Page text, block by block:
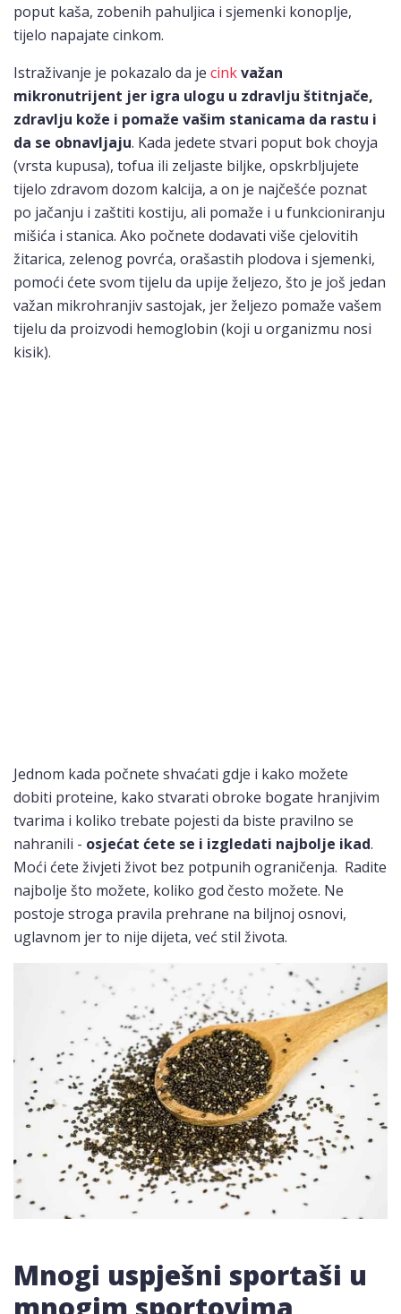
poput kaša, zobenih pahuljica i sjemenki konoplje,
tijelo napajate cinkom.
Istraživanje je pokazalo da je cinkvažan
mikronutrijent jer igra ulogu u zdravlju štitnjače,
zdravlju kože i pomaže vašim stanicama da rastu i
da se obnavljaju. Kada jedete stvari poput bok choyja
(vrsta kupusa), tofua ili zeljaste biljke, opskrbljujete
tijelo zdravom dozom kalcija, a on je najčešće poznat
po jačanju i zaštiti kostiju, ali pomaže i u funkcioniranju
mišića i stanica. Ako počnete dodavati više cjelovitih
žitarica, zelenog povrća, orašastih plodova i sjemenki,
pomoći ćete svom tijelu da upije željezo, što je još jedan
važan mikrohranjiv sastojak, jer željezo pomaže vašem
tijelu da proizvodi hemoglobin (koji u organizmu nosi
kisik).
Jednom kada počnete shvaćati gdje i kako možete
dobiti proteine, kako stvarati obroke bogate hranjivim
tvarima i koliko trebate pojesti da biste pravilno se
nahranili - osjećat ćete se i izgledati najbolje ikad.
Moći ćete živjeti život bez potpunih ograničenja. Radite
najbolje što možete, koliko god često možete. Ne
postoje stroga pravila prehrane na biljnoj osnovi,
uglavnom jer to nije dijeta, već stil života.
Mnogi uspješni sportaši u